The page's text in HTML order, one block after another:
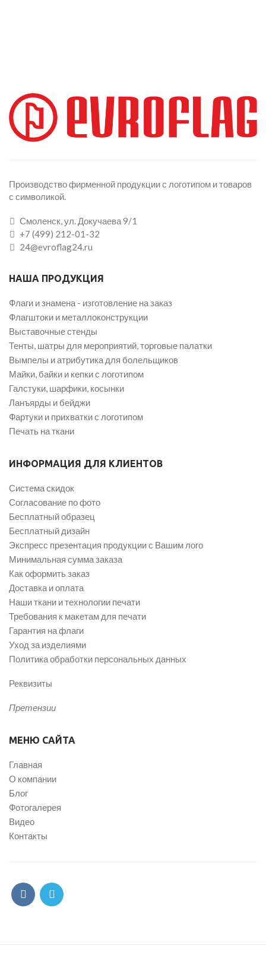
Производство фирменной продукции с логотипом и товаров
с символикой.
Смоленск, ул. Докучаева 9/1
+7 (499) 212-01-32
24@evroflag24.ru
НАША ПРОДУКЦИЯ
Флаги и знамена - изготовление на заказ
Флагштоки и металлоконструкции
Выставочные стенды
Тенты, шатры для мероприятий, торговые палатки
Вымпелы и атрибутика для болельщиков
Майки, байки и кепки с логотипом
Галстуки, шарфики, косынки
Ланъярды и бейджи
Фартуки и прихватки с логотипом
Печать на ткани
ИНФОРМАЦИЯ ДЛЯ КЛИЕНТОВ
Система скидок
Согласование по фото
Бесплатный образец
Бесплатный дизайн
Экспресс презентация продукции с Вашим лого
Минимальная сумма заказа
Как оформить заказ
Доставка и оплата
Наши ткани и технологии печати
Требования к макетам для печати
Гарантия на флаги
Уход за изделиями
Политика обработки персональных данных
Реквизиты
Претензии
МЕНЮ САЙТА
Главная
О компании
Блог
Фотогалерея
Видео
Контакты